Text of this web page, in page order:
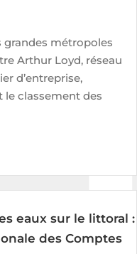
grandes métropoles
Arthur Loyd, réseau
d’entreprise,
le classement des
eaux sur le littoral :
des Comptes